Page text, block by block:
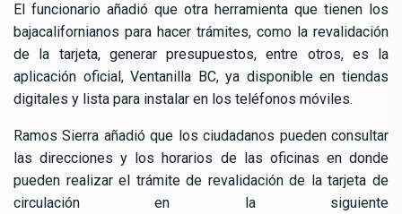
El funcionario añadió que otra herramienta que tienen los
bajacalifornianos para hacer trámites, como la revalidación
de la tarjeta, generar presupuestos, entre otros, es la
aplicación oficial, Ventanilla BC, ya disponible en tiendas
digitales y lista para instalar en los teléfonos móviles.
Ramos Sierra añadió que los ciudadanos pueden consultar
las direcciones y los horarios de las oficinas en donde
pueden realizar el trámite de revalidación de la tarjeta de
circulación en la siguiente